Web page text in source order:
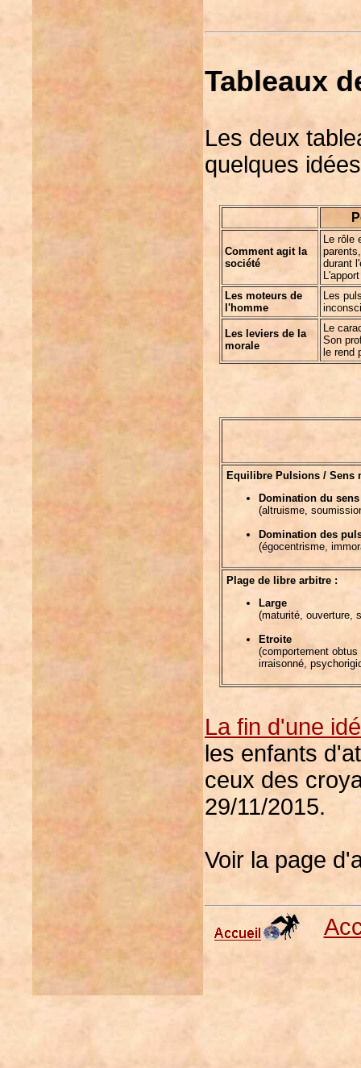
Tableaux
Les deux
quelques
Comment agit la
société
Le
durant
Les moteurs de
l'homme
Les
Les leviers de la
morale
Le
Son
le rend
Equilibre Pulsions / Sens
Domination du
(altruisme,
Domination des
(égocentrisme,
Plage de libre arbitre :
Large
(maturité, ouverture,
Etroite
(comportement obtus
irraisonné,
La fin d'une
les enfants
ceux des
29/11/2015.
Voir la page